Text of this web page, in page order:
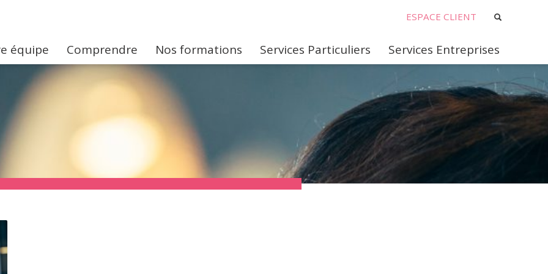
ESPACE CLIENT
équipe Comprendre Nos formations Services Particuliers Services Entreprises